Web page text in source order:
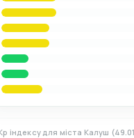
індексу для міста Калуш (49.01